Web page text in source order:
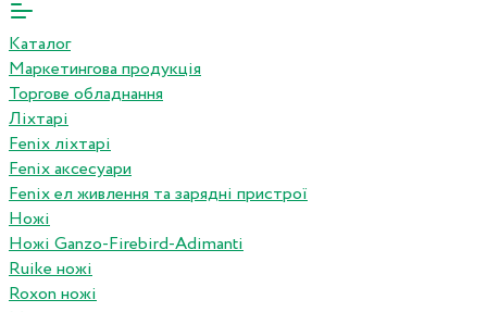
Каталог
Маркетингова продукція
Торгове обладнання
Ліхтарі
Fenix ліхтарі
Fenix аксесуари
Fenix ел живлення та зарядні пристрої
Ножі
Ножі Ganzo-Firebird-Adimanti
Ruike ножі
Roxon ножi